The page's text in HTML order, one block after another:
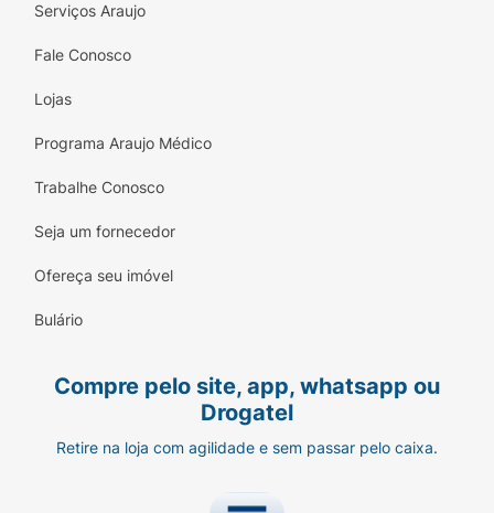
Serviços Araujo
Fale Conosco
Lojas
Programa Araujo Médico
Trabalhe Conosco
Seja um fornecedor
Ofereça seu imóvel
Bulário
Compre pelo site, app, whatsapp ou
Drogatel
Retire na loja com agilidade e sem passar pelo caixa.